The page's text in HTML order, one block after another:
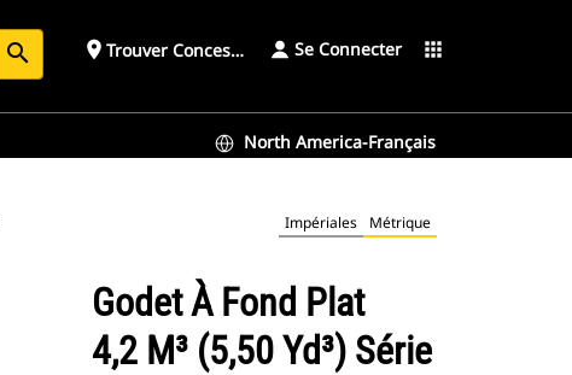
search place Trouver ConcessionnaireSe Connecter apps
North America-Français
Impériales Métrique
Godet À Fond Plat
4,2 M³ (5,50 Yd³) Série